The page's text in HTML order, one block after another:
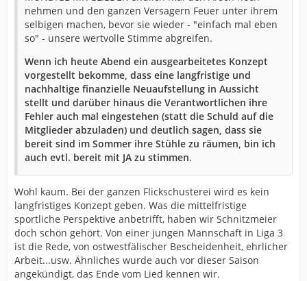
nehmen und den ganzen Versagern Feuer unter ihrem
selbigen machen, bevor sie wieder - "einfach mal eben
so" - unsere wertvolle Stimme abgreifen.
Wenn ich heute Abend ein ausgearbeitetes Konzept
vorgestellt bekomme, dass eine langfristige und
nachhaltige finanzielle Neuaufstellung in Aussicht
stellt und darüber hinaus die Verantwortlichen ihre
Fehler auch mal eingestehen (statt die Schuld auf die
Mitglieder abzuladen) und deutlich sagen, dass sie
bereit sind im Sommer ihre Stühle zu räumen, bin ich
auch evtl. bereit mit JA zu stimmen.
Wohl kaum. Bei der ganzen Flickschusterei wird es kein
langfristiges Konzept geben. Was die mittelfristige
sportliche Perspektive anbetrifft, haben wir Schnitzmeier
doch schön gehört. Von einer jungen Mannschaft in Liga 3
ist die Rede, von ostwestfälischer Bescheidenheit, ehrlicher
Arbeit...usw. Ähnliches wurde auch vor dieser Saison
angekündigt, das Ende vom Lied kennen wir.